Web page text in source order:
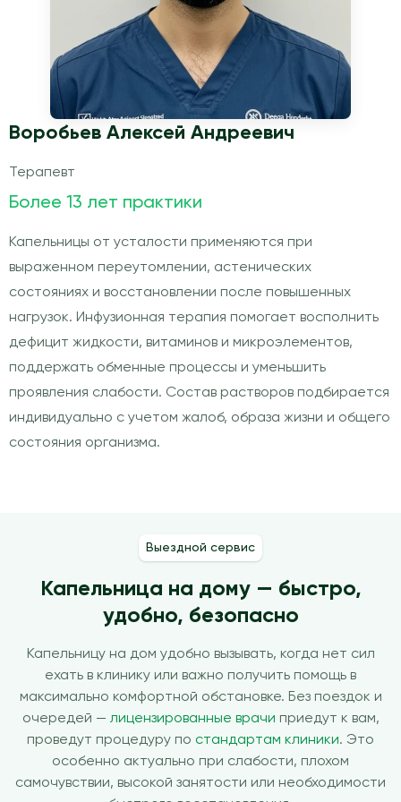
Воробьев Алексей Андреевич
Терапевт
Более 13 лет практики
Капельницы от усталости применяются при
выраженном переутомлении, астенических
состояниях и восстановлении после повышенных
нагрузок. Инфузионная терапия помогает восполнить
дефицит жидкости, витаминов и микроэлементов,
поддержать обменные процессы и уменьшить
проявления слабости. Состав растворов подбирается
индивидуально с учетом жалоб, образа жизни и общего
состояния организма.
Выездной сервис
Капельница на дому — быстро,
удобно, безопасно
Капельницу на дом удобно вызывать, когда нет сил
ехать в клинику или важно получить помощь в
максимально комфортной обстановке. Без поездок и
очередей — лицензированные врачи приедут к вам,
проведут процедуру по стандартам клиники. Это
особенно актуально при слабости, плохом
самочувствии, высокой занятости или необходимости